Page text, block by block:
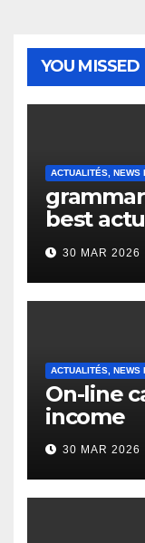
YOU MISSED
ACTUALITÉS, NEWS
best
to it’s
English
Heap
30 MAR 2026
ACTUALITÉS, NEWS
On-line
income
30 MAR 2026